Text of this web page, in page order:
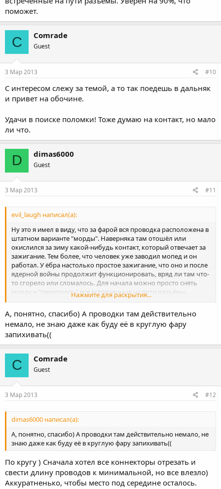
поможет.
C Comrade
Guest
3 Мар 2013 #10
С интересом слежу за темой, а то так поедешь в дальняк
и привет на обочине.
Удачи в поиске поломки! Тоже думаю на контакт, но мало
ли что.
D dimas6000
Guest
3 Мар 2013 #11
evil_laugh написал(а):
Ну это я имел в виду, что за фарой вся проводка расположена в
штатном варианте "морды". Наверняка там отошёл или
окислился за зиму какой-нибудь контакт, который отвечает за
зажигание. Тем более, что человек уже заводил мопед и он
работал. У ёбра настолько простое зажигание, что оно и после
ядерной войны продолжит функционировать, вряд ли там что-
то сгорело или сломалось. Для начала можно просто снять
морду и "переткнуть" все встреченные на пути разъёмы.
Нажмите для раскрытия...
А, понятно, спасибо) А проводки там действительно
немало, не знаю даже как буду её в круглую фару
запихивать((
C Comrade
Guest
3 Мар 2013 #12
dimas6000 написал(а):
А, понятно, спасибо) А проводки там действительно немало, не
знаю даже как буду её в круглую фару запихивать((
По кругу ) Сначала хотел все коннекторы отрезать и
свести длину проводов к минимальной, но все влезло)
Аккуратненько, чтобы место под середине осталось.